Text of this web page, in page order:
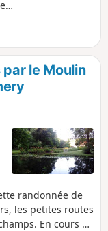
le Moulin
randonnée de
les petites routes
En cours de